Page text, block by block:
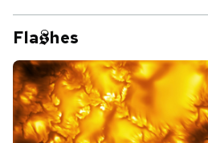
Fla hes